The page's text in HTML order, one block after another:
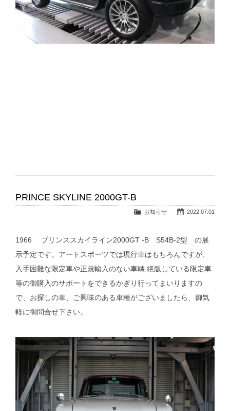
PRINCE SKYLINE 2000GT-B
2022.07.01
お知らせ
1966 プリンススカイライン2000GT -B S54B-2型 の展
示予定です。アートスポーツでは現行車はもちろんですが、
入手困難な限定車や正規輸入のない車輌,絶版している限定車
等の御購入のサポートをできるかぎり行ってまいりますの
で、お探しの車、ご興味のある車種がございましたら、御気
軽に御問合せ下さい。